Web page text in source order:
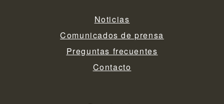
Noticias
Comunicados de prensa
Preguntas frecuentes
Contacto